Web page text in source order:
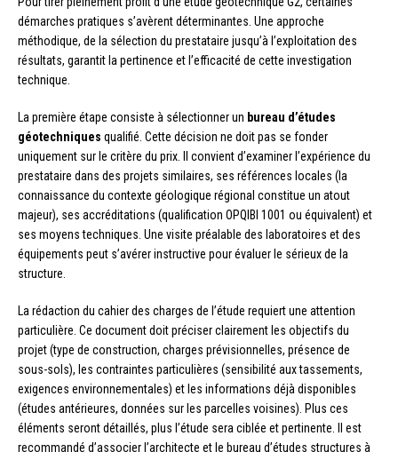
démarches pratiques s’avèrent déterminantes. Une approche
méthodique, de la sélection du prestataire jusqu’à l’exploitation des
résultats, garantit la pertinence et l’efficacité de cette investigation
technique.
La première étape consiste à sélectionner un bureau d’études
géotechniques qualifié. Cette décision ne doit pas se fonder
uniquement sur le critère du prix. Il convient d’examiner l’expérience du
prestataire dans des projets similaires, ses références locales (la
connaissance du contexte géologique régional constitue un atout
majeur), ses accréditations (qualification OPQIBI 1001 ou équivalent) et
ses moyens techniques. Une visite préalable des laboratoires et des
équipements peut s’avérer instructive pour évaluer le sérieux de la
structure.
La rédaction du cahier des charges de l’étude requiert une attention
particulière. Ce document doit préciser clairement les objectifs du
projet (type de construction, charges prévisionnelles, présence de
sous-sols), les contraintes particulières (sensibilité aux tassements,
exigences environnementales) et les informations déjà disponibles
(études antérieures, données sur les parcelles voisines). Plus ces
éléments seront détaillés, plus l’étude sera ciblée et pertinente. Il est
recommandé d’associer l’architecte et le bureau d’études structures à